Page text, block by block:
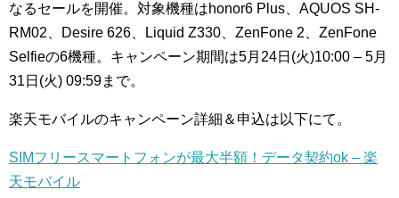
なるセールを開催。対象機種はhonor6 Plus、AQUOS SH-
RM02、Desire 626、Liquid Z330、ZenFone 2、ZenFone
Selfieの6機種。キャンペーン期間は5月24日(火)10:00 – 5月
31日(火) 09:59まで。
楽天モバイルのキャンペーン詳細＆申込は以下にて。
SIMフリースマートフォンが最大半額！データ契約ok – 楽
天モバイル